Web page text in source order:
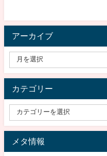
アーカイブ
カテゴリー
メタ情報